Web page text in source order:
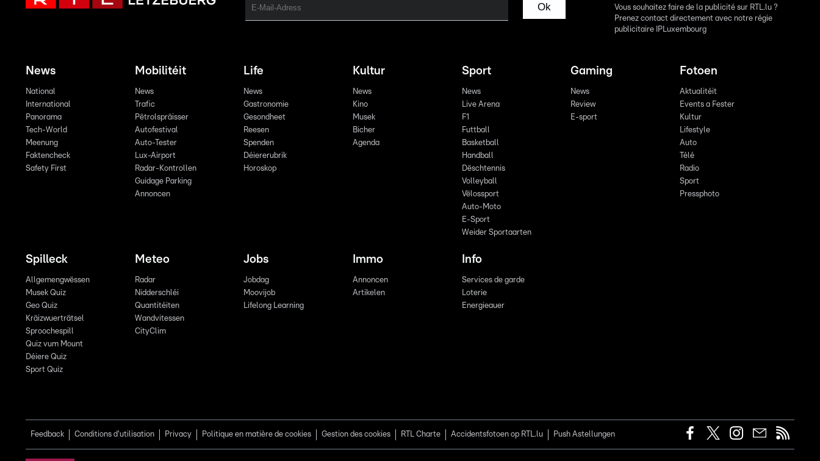
Ok
Vous souhaitez faire de la publicité sur RTL.lu ?
Prenez contact directement avec notre régie
publicitaire IPLuxembourg
News
National
International
Panorama
Tech-World
Meenung
Faktencheck
Safety First
Mobilitéit
News
Trafic
Pëtrolspräisser
Autofestival
Auto-Tester
Lux-Airport
Radar-Kontrollen
Guidage Parking
Annoncen
Life
News
Gastronomie
Gesondheet
Reesen
Spenden
Déiererubrik
Horoskop
Kultur
News
Kino
Musek
Bicher
Agenda
Sport
News
Live Arena
F1
Futtball
Basketball
Handball
Dëschtennis
Volleyball
Vëlossport
Auto-Moto
E-Sport
Weider Sportaarten
Gaming
News
Review
E-sport
Fotoen
Aktualitéit
Events a Fester
Kultur
Lifestyle
Auto
Télé
Radio
Sport
Pressphoto
Spilleck
Allgemengwëssen
Musek Quiz
Geo Quiz
Kräizwuerträtsel
Sproochespill
Quiz vum Mount
Déiere Quiz
Sport Quiz
Meteo
Radar
Nidderschléi
Quantitéiten
Wandvitessen
CityClim
Jobs
Jobdag
Moovijob
Lifelong Learning
Immo
Annoncen
Artikelen
Info
Services de garde
Loterie
Energieauer
Feedback Conditions d'utilisation Privacy Politique en matière de cookies Gestion des cookies RTL Charte Accidentsfotoen op RTL.lu Push Astellungen